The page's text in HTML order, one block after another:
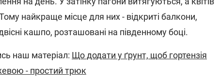
найкраще місце для них - відкриті балкони,
кашпо, розташовані на південному боці.
наш матеріал: Що додати у ґрунт, щоб гортензія
- простий трюк